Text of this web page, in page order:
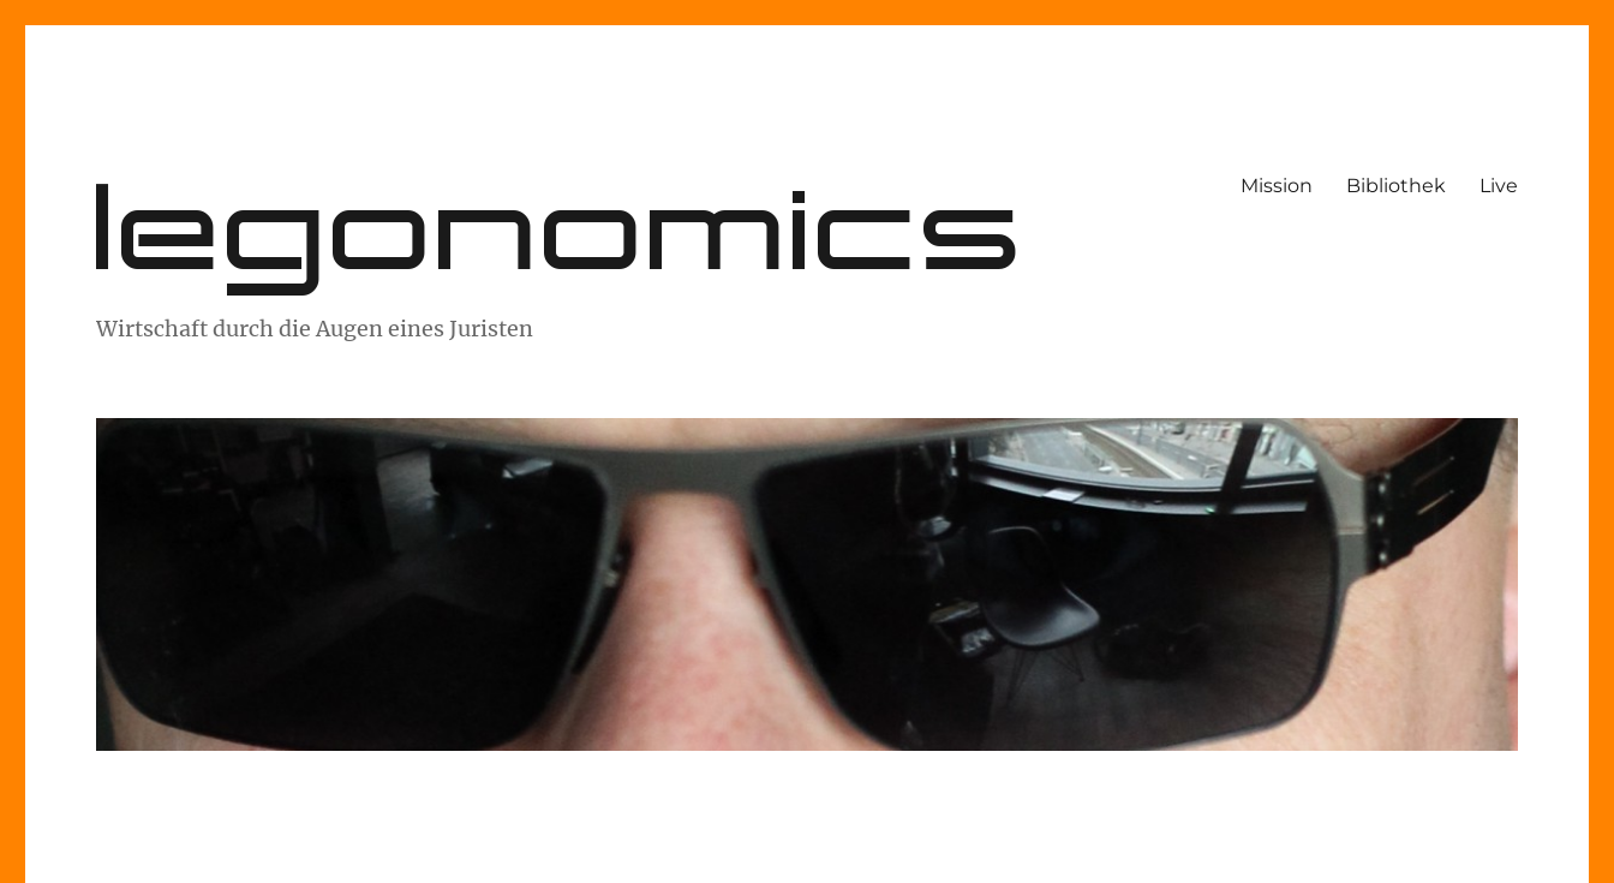
legonomics
Wirtschaft durch die Augen eines Juristen
Mission Bibliothek Live